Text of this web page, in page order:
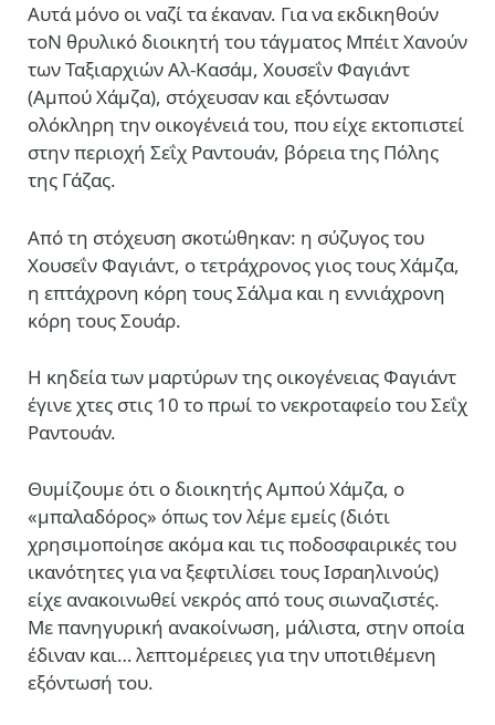
Αυτά μόνο οι ναζί τα έκαναν. Για να εκδικηθούν
τοΝ θρυλικό διοικητή του τάγματος Μπέιτ Χανούν
των Ταξιαρχιών Αλ-Κασάμ, Χουσεΐν Φαγιάντ
(Αμπού Χάμζα), στόχευσαν και εξόντωσαν
ολόκληρη την οικογένειά του, που είχε εκτοπιστεί
στην περιοχή Σεΐχ Ραντουάν, βόρεια της Πόλης
της Γάζας.
Από τη στόχευση σκοτώθηκαν: η σύζυγος του
Χουσεΐν Φαγιάντ, ο τετράχρονος γιος τους Χάμζα,
η επτάχρονη κόρη τους Σάλμα και η εννιάχρονη
κόρη τους Σουάρ.
Η κηδεία των μαρτύρων της οικογένειας Φαγιάντ
έγινε χτες στις 10 το πρωί το νεκροταφείο του Σεΐχ
Ραντουάν.
Θυμίζουμε ότι ο διοικητής Αμπού Χάμζα, ο
«μπαλαδόρος» όπως τον λέμε εμείς (διότι
χρησιμοποίησε ακόμα και τις ποδοσφαιρικές του
ικανότητες για να ξεφτιλίσει τους Ισραηλινούς)
είχε ανακοινωθεί νεκρός από τους σιωναζιστές.
Με πανηγυρική ανακοίνωση, μάλιστα, στην οποία
έδιναν και… λεπτομέρειες για την υποτιθέμενη
εξόντωσή του.